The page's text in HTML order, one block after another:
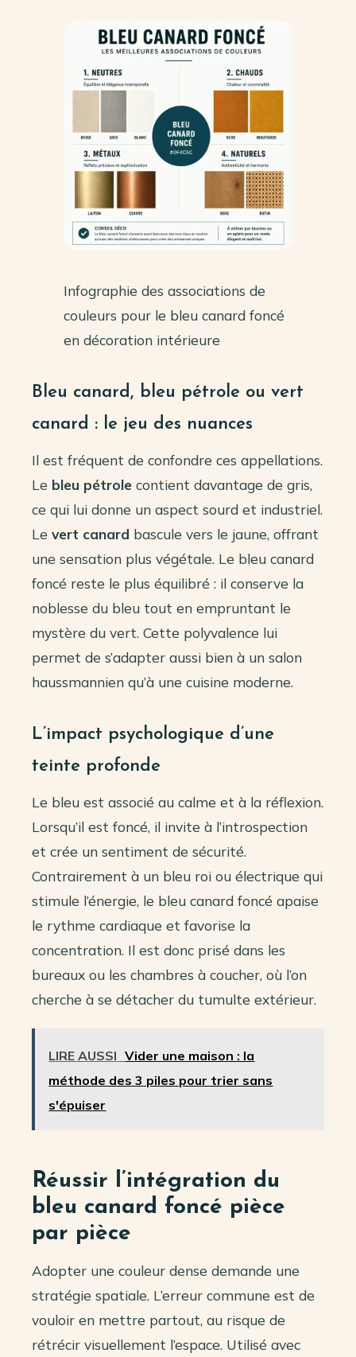
Infographie des associations de
couleurs pour le bleu canard foncé
en décoration intérieure
Bleu canard, bleu pétrole ou vert
canard : le jeu des nuances
Il est fréquent de confondre ces appellations.
Le bleu pétrole contient davantage de gris,
ce qui lui donne un aspect sourd et industriel.
Le vert canard bascule vers le jaune, offrant
une sensation plus végétale. Le bleu canard
foncé reste le plus équilibré : il conserve la
noblesse du bleu tout en empruntant le
mystère du vert. Cette polyvalence lui
permet de s’adapter aussi bien à un salon
haussmannien qu’à une cuisine moderne.
L’impact psychologique d’une
teinte profonde
Le bleu est associé au calme et à la réflexion.
Lorsqu’il est foncé, il invite à l’introspection
et crée un sentiment de sécurité.
Contrairement à un bleu roi ou électrique qui
stimule l’énergie, le bleu canard foncé apaise
le rythme cardiaque et favorise la
concentration. Il est donc prisé dans les
bureaux ou les chambres à coucher, où l’on
cherche à se détacher du tumulte extérieur.
LIRE AUSSI Vider une maison : la
méthode des 3 piles pour trier sans
s'épuiser
Réussir l’intégration du
bleu canard foncé pièce
par pièce
Adopter une couleur dense demande une
stratégie spatiale. L’erreur commune est de
vouloir en mettre partout, au risque de
rétrécir visuellement l’espace. Utilisé avec